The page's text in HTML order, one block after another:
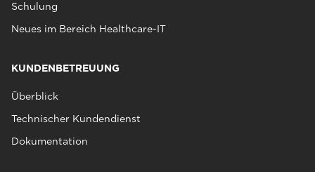
Schulung
Neues im Bereich Healthcare-IT
KUNDENBETREUUNG
Überblick
Technischer Kundendienst
Dokumentation